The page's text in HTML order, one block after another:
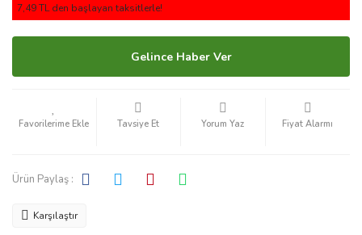
7,49 TL den başlayan taksitlerle!
Gelince Haber Ver
Tavsiye Et Yorum Yaz Fiyat Alarmı
Ürün Paylaş :
Karşılaştır